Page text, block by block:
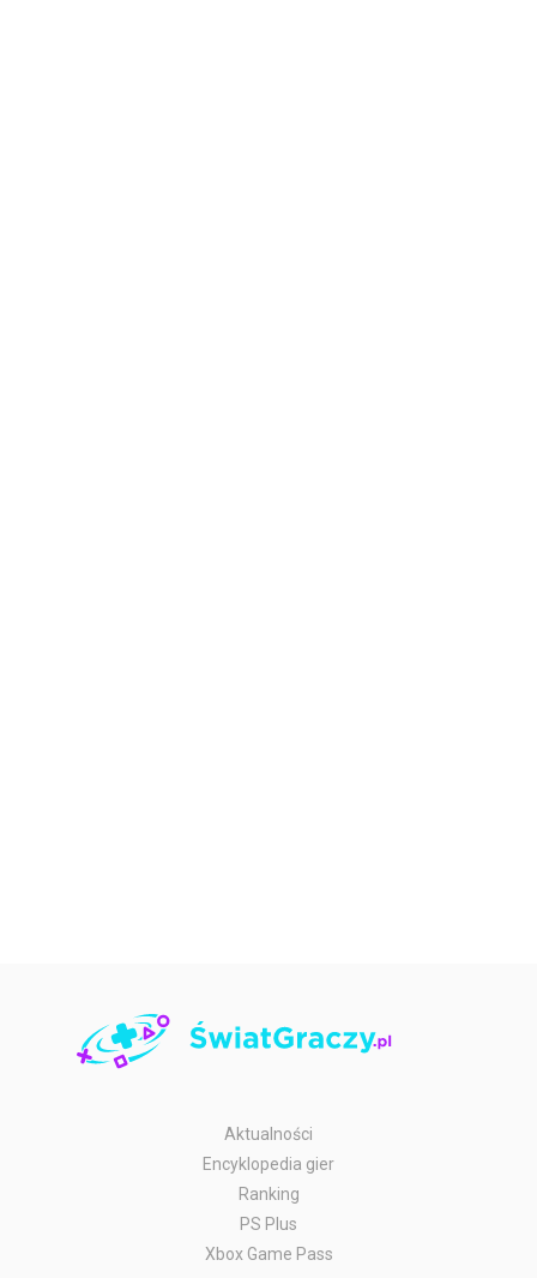
Aktualności
Encyklopedia gier
Ranking
PS Plus
Xbox Game Pass